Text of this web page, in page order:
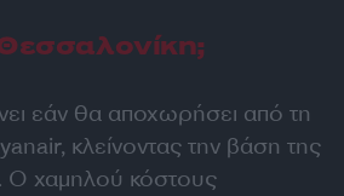
εάν θα αποχωρήσει από τη
κλείνοντας την βάση της
Ο χαμηλού κόστους